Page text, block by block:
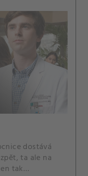
dostává
ta ale na
tak